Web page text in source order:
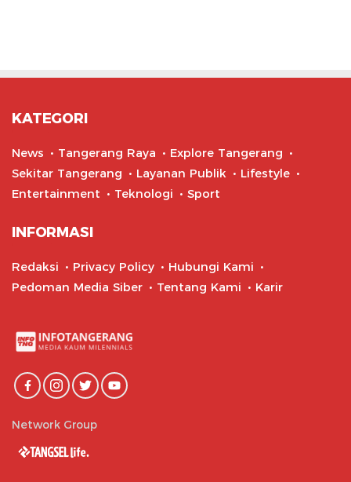
KATEGORI
News Tangerang Raya
Explore Tangerang
Sekitar Tangerang
Layanan Publik
Lifestyle
Entertainment
Teknologi Sport
INFORMASI
Redaksi Privacy Policy
Hubungi Kami
Pedoman Media Siber
Tentang Kami Karir
Network Group